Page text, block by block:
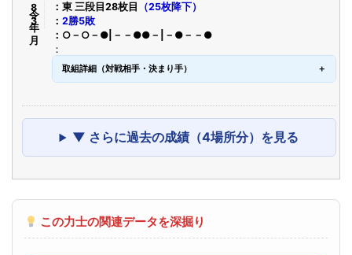
令8年3月 東 三段目28枚目
（25枚降下）
2勝5敗
○－○－●|－－●●－|－●－－●
取組詳細（対戦相手・決まり手）
▼ さらに過去の成績（4場所分）を見る
この力士の関連データを深掘り